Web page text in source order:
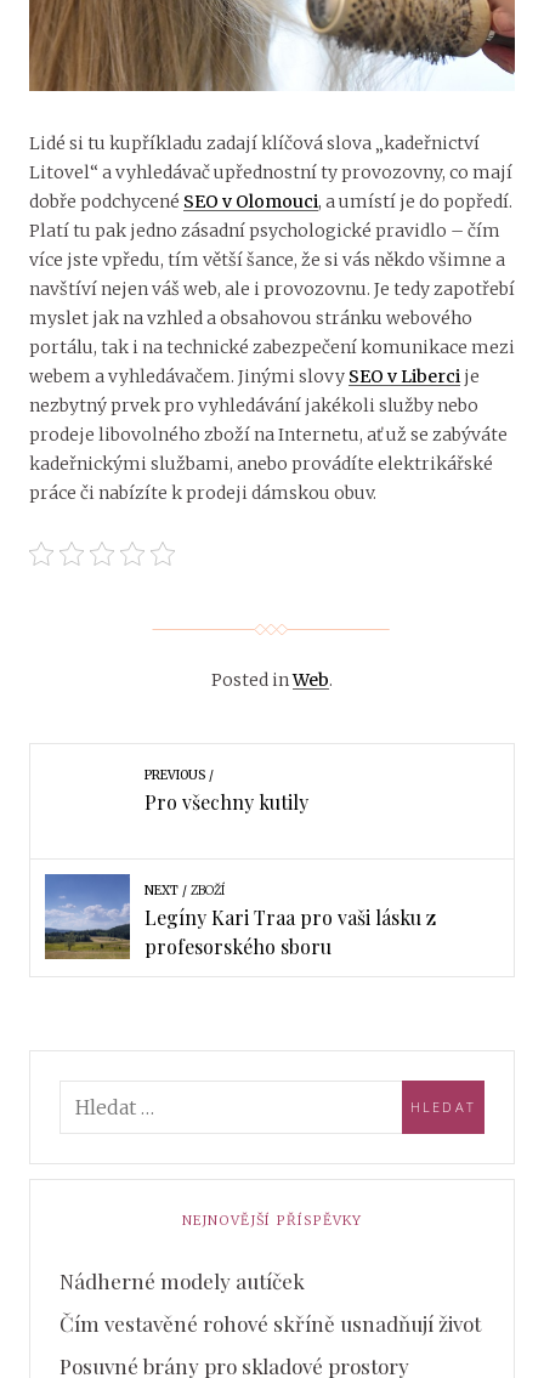
Lidé si tu kupříkladu zadají klíčová slova „kadeřnictví
Litovel“ a vyhledávač upřednostní ty provozovny, co mají
dobře podchycené SEO v Olomouci, a umístí je do popředí.
Platí tu pak jedno zásadní psychologické pravidlo – čím
více jste vpředu, tím větší šance, že si vás někdo všimne a
navštíví nejen váš web, ale i provozovnu. Je tedy zapotřebí
myslet jak na vzhled a obsahovou stránku webového
portálu, tak i na technické zabezpečení komunikace mezi
webem a vyhledávačem. Jinými slovy SEO v Liberci je
nezbytný prvek pro vyhledávání jakékoli služby nebo
prodeje libovolného zboží na Internetu, ať už se zabýváte
kadeřnickými službami, anebo provádíte elektrikářské
práce či nabízíte k prodeji dámskou obuv.
Posted inWeb.
PREVIOUS
Pro všechny kutily
NEXT ZBOŽÍ
Legíny Kari Traa pro vaši lásku z
profesorského sboru
NEJNOVĚJŠÍ PŘÍSPĚVKY
Nádherné modely autíček
Čím vestavěné rohové skříně usnadňují život
Posuvné brány pro skladové prostory